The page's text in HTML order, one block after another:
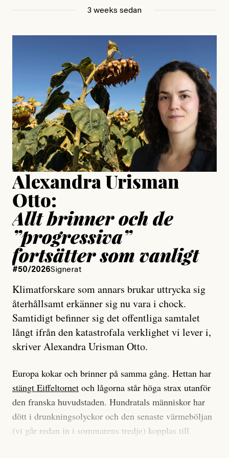
Jonas Lundström
Publicerad24 July, 2026
#23/2026
Jesper Lundby: ”Livet i sig
är ganska politiskt”
Jesper Lundby
Publicerad15 July, 2026
Uppdaterad15 July, 2026
3 weeks sedan
Alexandra Urisman
Otto:
Allt brinner och de
”progressiva”
fortsätter som vanligt
#50/2026Signerat
Klimatforskare som annars brukar uttrycka sig
återhållsamt erkänner sig nu vara i chock.
Samtidigt befinner sig det offentliga samtalet
långt ifrån den katastrofala verklighet vi lever i,
skriver Alexandra Urisman Otto.
Europa kokar och brinner på samma gång. Hettan har
stängt Eiffeltornet och lågorna står höga strax utanför
den franska huvudstaden. Hundratals människor har
dött i drunkningsolyckor och den senaste värmeböljan
(vi går redan in i sommarens tredje) kopplas till